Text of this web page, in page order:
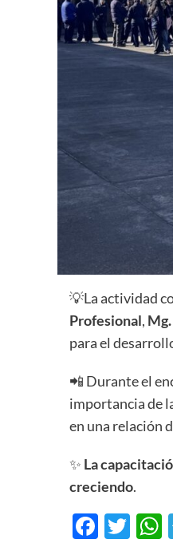
💡La actividad
Profesional,
para el
📲 Durante el
importancia de
en una relación
✨ La
creciendo.